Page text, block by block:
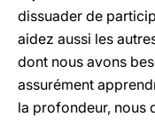
dissuader de
aidez aussi les
dont nous avons
assurément
la profondeur, nous